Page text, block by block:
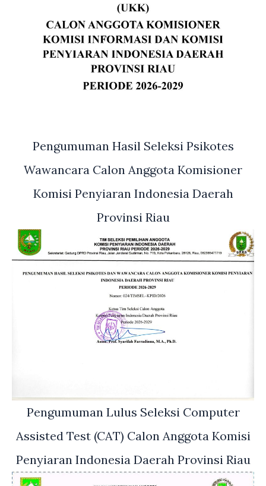
Pengumuman Hasil Seleksi Psikotes
Wawancara Calon Anggota Komisioner
Komisi Penyiaran Indonesia Daerah
Provinsi Riau
Pengumuman Lulus Seleksi Computer
Assisted Test (CAT) Calon Anggota Komisi
Penyiaran Indonesia Daerah Provinsi Riau